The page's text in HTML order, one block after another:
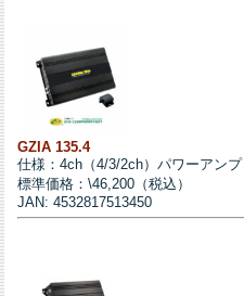
GZIA 135.4
仕様：4ch（4/3/2ch）パワーアンプ
標準価格：\46,200（税込）
JAN: 4532817513450